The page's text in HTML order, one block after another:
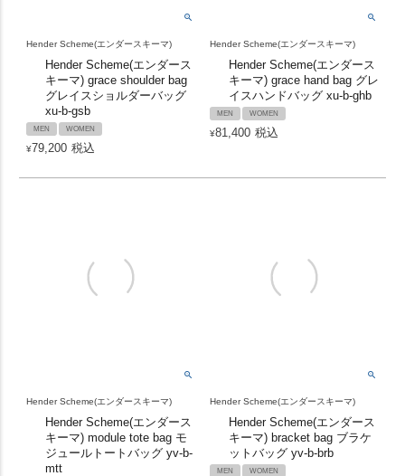
Hender Scheme(エンダースキーマ)
Hender Scheme(エンダース
キーマ) grace shoulder bag
グレイスショルダーバッグ
xu-b-gsb
MEN WOMEN
¥79,200 税込
Hender Scheme(エンダースキーマ)
Hender Scheme(エンダース
キーマ) grace hand bag グレ
イスハンドバッグ xu-b-ghb
MEN WOMEN
¥81,400 税込
Hender Scheme(エンダースキーマ)
Hender Scheme(エンダース
キーマ) module tote bag モ
ジュールトートバッグ yv-b-
mtt
Hender Scheme(エンダースキーマ)
Hender Scheme(エンダース
キーマ) bracket bag ブラケ
ットバッグ yv-b-brb
MEN WOMEN